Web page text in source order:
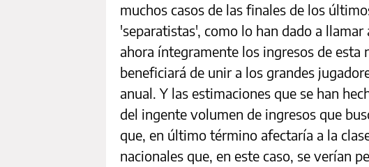
muchos casos de las finales de los
'separatistas', como lo han dado a
ahora íntegramente los ingresos de esta
beneficiará de unir a los grandes
anual. Y las estimaciones que se han
del ingente volumen de ingresos que
que, en último término afectaría a la
nacionales que, en este caso, se verían